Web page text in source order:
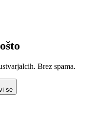
Brez spama.
se